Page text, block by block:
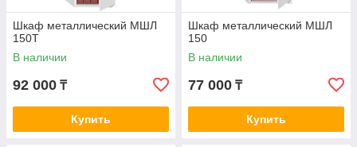
Шкаф металлический МШЛ
150Т
В наличии
92 000 ₸
Купить
Шкаф металлический МШЛ
150
В наличии
77 000 ₸
Купить